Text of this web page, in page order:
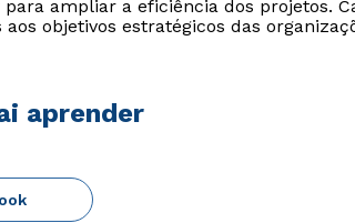
ampliar a eficiência dos projetos.
objetivos estratégicos das
aprender